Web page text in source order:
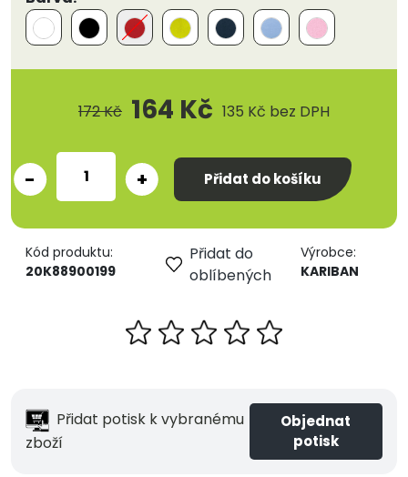
172 Kč 164 Kč 135 Kč bez DPH
- + Přidat do košíku
Kód produktu:
20K88900199
Přidat do
oblíbených
Výrobce:
KARIBAN
Přidat potisk k vybranému
zboží
Objednat
potisk